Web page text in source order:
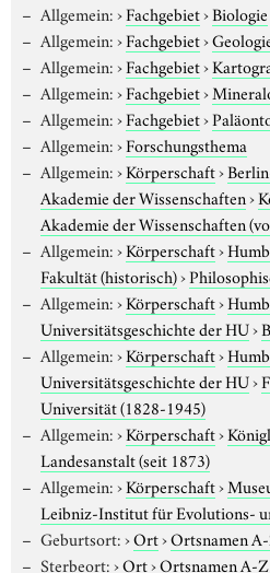
Allgemein:›Fachgebiet›Biologie
Allgemein:›Fachgebiet›
Allgemein:›Fachgebiet›
Allgemein:›Fachgebiet›
Allgemein:›Fachgebiet›
Allgemein:›Forschungsthema
Allgemein:›Körperschaft›
Akademie der Wissenschaften›
Akademie der Wissenschaften
Allgemein:›Körperschaft›
Fakultät (historisch)›
Allgemein:›Körperschaft›
Universitätsgeschichte der HU›
Allgemein:›Körperschaft›
Universitätsgeschichte der HU›
Universität (1828-1945)
Allgemein:›Körperschaft›
Landesanstalt (seit 1873)
Allgemein:›Körperschaft›
Leibniz-Institut für Evolutions-
Geburtsort:›Ort›Ortsnamen
Sterbeort:›Ort›Ortsnamen A-Z